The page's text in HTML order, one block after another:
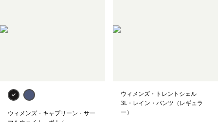
絞り込み
絞り込み
フィット
ウィメンズ・キャプリーン・サー
ウィメンズ・トレントシェル
3L・レイン・パンツ（レギュラ
ー）